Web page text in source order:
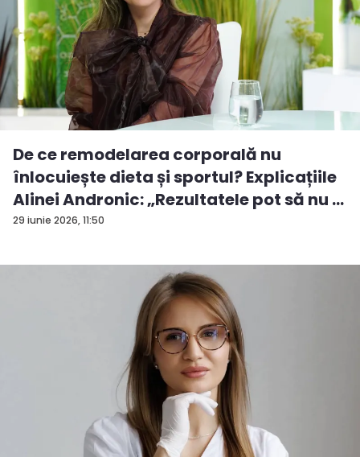
29 iunie 2026, 11:50
De ce remodelarea corporală nu
înlocuiește dieta și sportul? Explicațiile
Alinei Andronic: „Rezultatele pot să nu ...